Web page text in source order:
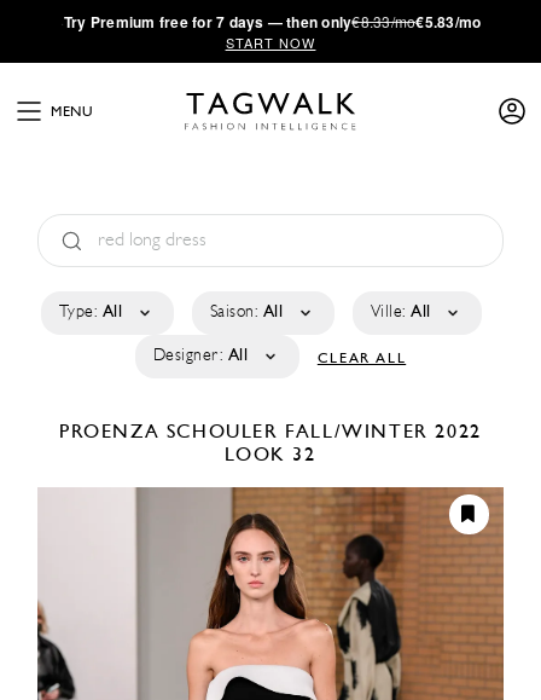
·Try Premium free for 7 days — then only€8.33/mo€5.83/mo
START NOW
MENU
Type: All Saison: All Ville: All
Designer: All CLEAR ALL
PROENZA SCHOULER FALL/WINTER 2022
LOOK 32